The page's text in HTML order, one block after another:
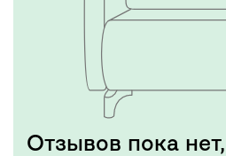
Отзывов пока нет,